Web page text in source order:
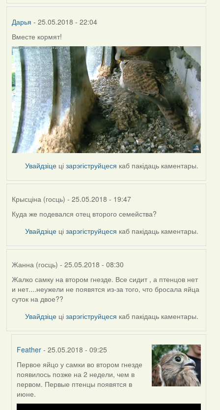
Дарья - 25.05.2018 - 22:04
Вместе кормят!
Увайдзіце цізарэгіструйцеся каб пакідаць каментары.
Крысціна (госць) - 25.05.2018 - 19:47
Куда же подевался отец второго семейства?
Увайдзіце цізарэгіструйцеся каб пакідаць каментары.
Жанна (госць) - 25.05.2018 - 08:30
Жалко самку на втором гнезде. Все сидит , а птенцов нет
и нет....неужели не появятся из-за того, что бросала яйца
суток на двое??
Увайдзіце цізарэгіструйцеся каб пакідаць каментары.
Feather - 25.05.2018 - 09:25
In
reply
to
by
Первое яйцо у самки во втором гнезде
появилось позже на 2 недели, чем в
первом. Первые птенцы появятся в
июне.